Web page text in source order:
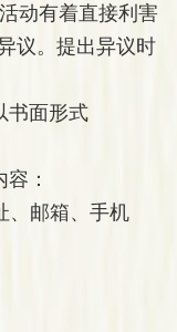
动有着直接利害
议。提出异议时
书面形式
：
邮箱、手机